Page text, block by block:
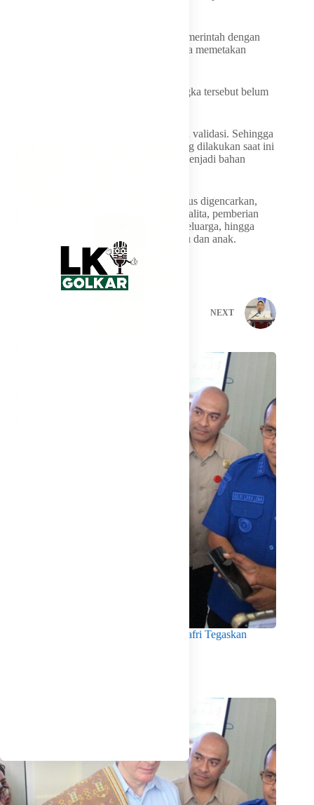
Ia pun berharap kolaborasi antara OPD pemerintah dengan
kader posyandu dapat berjalan efektif, guna memetakan
Lebih jauh, Neni kembali menekankan angka tersebut belum
Ia meminta Dinkes benar-benar melakukan validasi. Sehingga
menyakinkan, apakah benar intervensi yang dilakukan saat ini
mulai memberikan dampak positif. Serta menjadi bahan
Berbagai program penanganan stunting terus digencarkan,
mulai dari pemantauan tumbuh kembang balita, pemberian
makanan tambahan, edukasi gizi kepada keluarga, hingga
peningkatan kualitas layanan kesehatan ibu dan anak.
NEXT
Menko Pangan Tinjau KNMP Untia, Munafri Tegaskan